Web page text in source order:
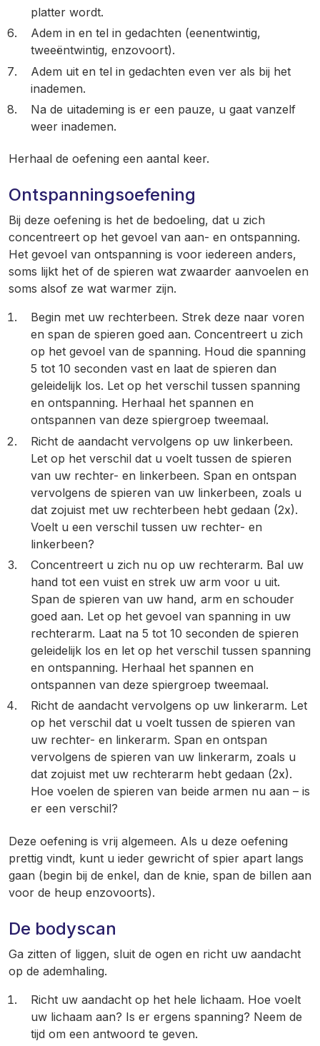
platter wordt.
Adem in en tel in gedachten (eenentwintig,
tweeëntwintig, enzovoort).
Adem uit en tel in gedachten even ver als bij het
inademen.
Na de uitademing is er een pauze, u gaat vanzelf
weer inademen.
Herhaal de oefening een aantal keer.
Ontspanningsoefening
Bij deze oefening is het de bedoeling, dat u zich
concentreert op het gevoel van aan- en ontspanning.
Het gevoel van ontspanning is voor iedereen anders,
soms lijkt het of de spieren wat zwaarder aanvoelen en
soms alsof ze wat warmer zijn.
Begin met uw rechterbeen. Strek deze naar voren
en span de spieren goed aan. Concentreert u zich
op het gevoel van de spanning. Houd die spanning
5 tot 10 seconden vast en laat de spieren dan
geleidelijk los. Let op het verschil tussen spanning
en ontspanning. Herhaal het spannen en
ontspannen van deze spiergroep tweemaal.
Richt de aandacht vervolgens op uw linkerbeen.
Let op het verschil dat u voelt tussen de spieren
van uw rechter- en linkerbeen. Span en ontspan
vervolgens de spieren van uw linkerbeen, zoals u
dat zojuist met uw rechterbeen hebt gedaan (2x).
Voelt u een verschil tussen uw rechter- en
linkerbeen?
Concentreert u zich nu op uw rechterarm. Bal uw
hand tot een vuist en strek uw arm voor u uit.
Span de spieren van uw hand, arm en schouder
goed aan. Let op het gevoel van spanning in uw
rechterarm. Laat na 5 tot 10 seconden de spieren
geleidelijk los en let op het verschil tussen spanning
en ontspanning. Herhaal het spannen en
ontspannen van deze spiergroep tweemaal.
Richt de aandacht vervolgens op uw linkerarm. Let
op het verschil dat u voelt tussen de spieren van
uw rechter- en linkerarm. Span en ontspan
vervolgens de spieren van uw linkerarm, zoals u
dat zojuist met uw rechterarm hebt gedaan (2x).
Hoe voelen de spieren van beide armen nu aan – is
er een verschil?
Deze oefening is vrij algemeen. Als u deze oefening
prettig vindt, kunt u ieder gewricht of spier apart langs
gaan (begin bij de enkel, dan de knie, span de billen aan
voor de heup enzovoorts).
De bodyscan
Ga zitten of liggen, sluit de ogen en richt uw aandacht
op de ademhaling.
Richt uw aandacht op het hele lichaam. Hoe voelt
uw lichaam aan? Is er ergens spanning? Neem de
tijd om een antwoord te geven.